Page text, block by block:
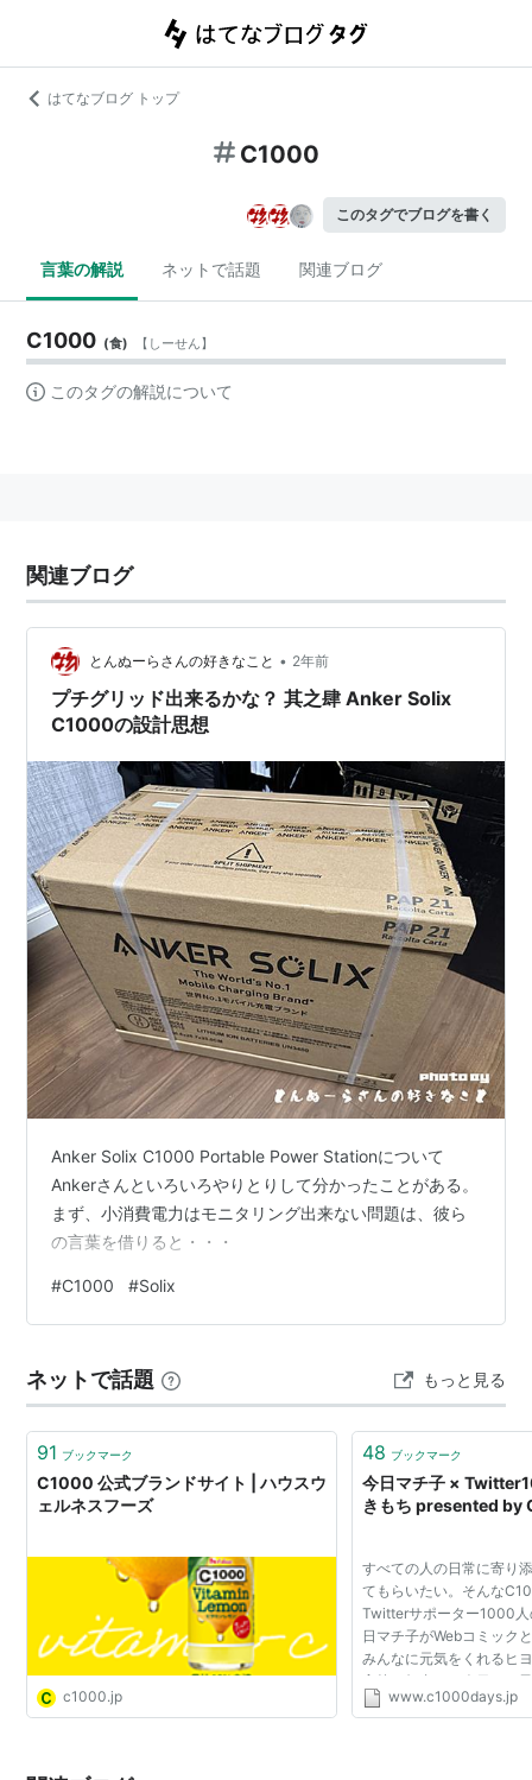
はてなブログ トップ
C1000
このタグでブログを書く
言葉の解説 ネットで話題 関連ブログ
C1000 (食) 【 しーせん】
このタグの解説について
関連ブログ
とんぬーらさんの好きなこと • 2年前
プチグリッド出来るかな？ 其之肆 Anker Solix
C1000の設計思想
Anker Solix C1000 Portable Power Stationについて
Ankerさんといろいろやりとりして分かったことがある。
まず、小消費電力はモニタリング出来ない問題は、彼ら
の言葉を借りると・・・
#C1000 #Solix
ネットで話題 もっと見る
91 ブックマーク
C1000 公式ブランドサイト | ハウスウ
ェルネスフーズ
c1000.jp
48 ブックマーク
今日マチ子 ×
きもち presented by
すべての人の日常に寄り
てもらいたい。そんな
Twitterサポーター1000
日マチ子がWebコミック
みんなに元気をくれるヒ
高校を舞台に、今日マチ
るWebコミック「きいろ
www.c1000days.jp